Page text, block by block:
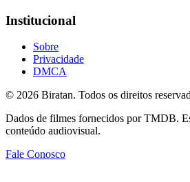
Institucional
Sobre
Privacidade
DMCA
© 2026 Biratan. Todos os direitos
Dados de filmes fornecidos por TMDB.
conteúdo audiovisual.
Fale Conosco